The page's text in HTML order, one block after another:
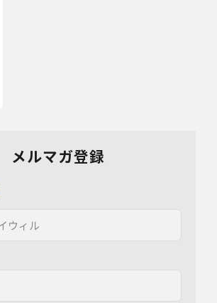
メルマガ登録